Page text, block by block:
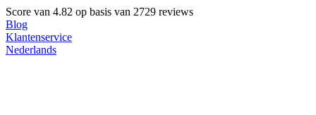
Score van 4.82 op basis van 2729 reviews
Blog
Klantenservice
Nederlands